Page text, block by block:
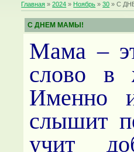
Главная »2024 » Ноябрь » 30 » С
С ДНЕМ МАМЫ!
Мама –
слово в
Именно
слышит
учит